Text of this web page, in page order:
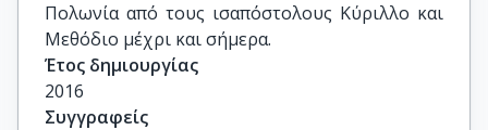
Πολωνία από τους ισαπόστολους Κύριλλο και
Μεθόδιο μέχρι και σήμερα.
Έτος δημιουργίας
2016
Συγγραφείς